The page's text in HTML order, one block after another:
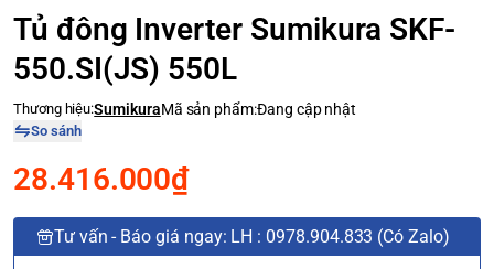
Tủ đông Inverter Sumikura SKF-
550.SI(JS) 550L
Thương hiệu:SumikuraMã sản phẩm:Đang cập nhật
So sánh
28.416.000₫
Tư vấn - Báo giá ngay: LH : 0978.904.833 (Có Zalo)